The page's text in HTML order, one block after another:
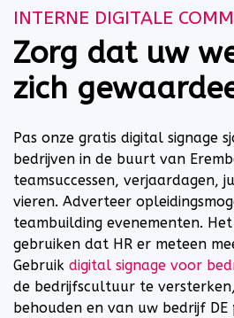
INTERNE DIGITALE
Zorg dat uw
zich
Pas onze gratis digital signage
bedrijven in de buurt van
teamsuccessen, verjaardagen,
vieren. Adverteer
teambuilding evenementen.
gebruiken dat HR er meteen
Gebruik digital signage voor
de bedrijfscultuur te
behouden en van uw bedrijf